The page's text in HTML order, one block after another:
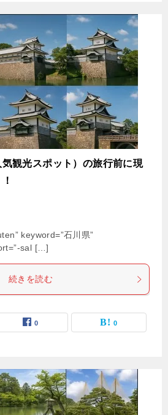
気観光スポット）の旅行前に現
keyword=”石川県”
sal […]
続きを読む
0 0